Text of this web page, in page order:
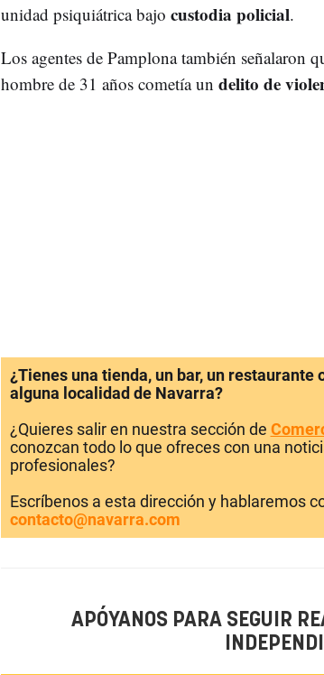
unidad psiquiátrica bajo custodia policial.
Los agentes de Pamplona también señalaron
hombre de 31 años cometía un delito de
¿Tienes una tienda, un bar, un
alguna localidad de Navarra?
¿Quieres salir en nuestra sección de
conozcan todo lo que ofreces con una
profesionales?
Escríbenos a esta dirección y hablaremos
contacto@navarra.com
APÓYANOS PARA SEGUIR